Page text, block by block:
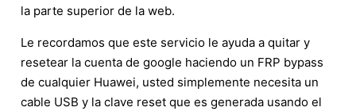
la parte superior de la web.
Le recordamos que este servicio le ayuda a quitar y
resetear la cuenta de google haciendo un FRP bypass
de cualquier Huawei, usted simplemente necesita un
cable USB y la clave reset que es generada usando el